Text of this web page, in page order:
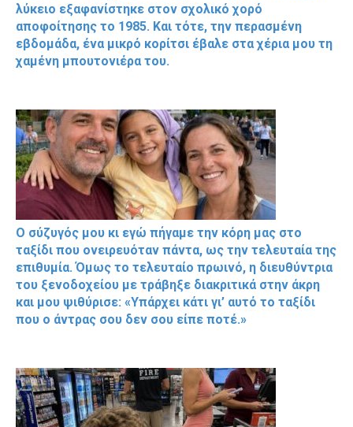
λύκειο εξαφανίστηκε στον σχολικό χορό
αποφοίτησης το 1985. Και τότε, την περασμένη
εβδομάδα, ένα μικρό κορίτσι έβαλε στα χέρια μου τη
χαμένη μπουτονιέρα του.
Ο σύζυγός μου κι εγώ πήγαμε την κόρη μας στο
ταξίδι που ονειρευόταν πάντα, ως την τελευταία της
επιθυμία. Όμως το τελευταίο πρωινό, η διευθύντρια
του ξενοδοχείου με τράβηξε διακριτικά στην άκρη
και μου ψιθύρισε: «Υπάρχει κάτι γι’ αυτό το ταξίδι
που ο άντρας σου δεν σου είπε ποτέ.»